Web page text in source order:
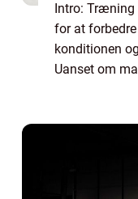
Intro: Træning
for at
konditionen
Uanset om